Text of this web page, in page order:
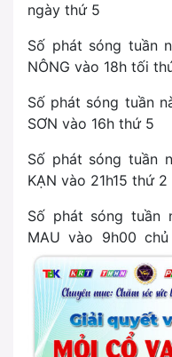
ngày thứ 5
Số phát sóng tuần
NÔNG vào 18h tối
Số phát sóng tuần
SƠN vào 16h thứ 5
Số phát sóng tuần
KẠN vào 21h15 thứ 2
Số phát sóng tuần
MAU vào 9h00